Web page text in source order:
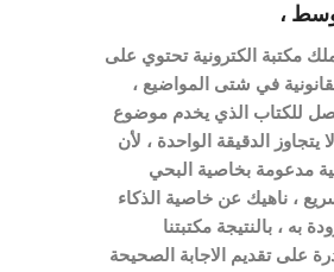
،
مكتبة الكترونية تحتوي على
في شتى المواضيع ،
للكتاب الذي يخدم موضوع
يتجاوز الدقيقة الواحدة ، لأن
مدعومة بخاصية البحي
، ناهيك عن خاصية الذكاء
به ، بالنتيجة مكتبتنا
على تقديم الاجابة الصحيحة